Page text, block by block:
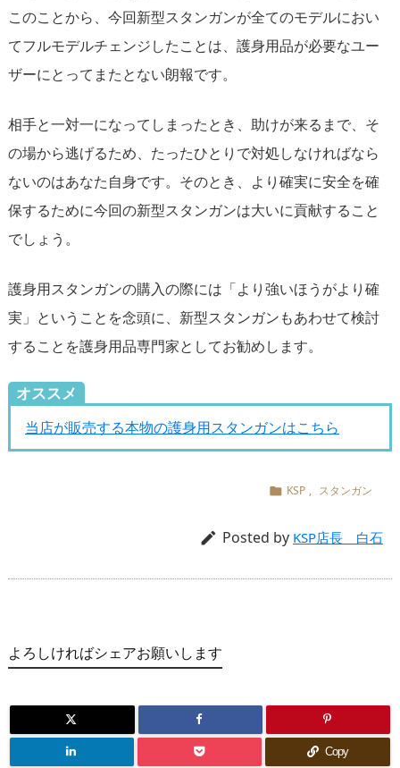
このことから、今回新型スタンガンが全てのモデルにおい
てフルモデルチェンジしたことは、護身用品が必要なユー
ザーにとってまたとない朗報です。
相手と一対一になってしまったとき、助けが来るまで、そ
の場から逃げるため、たったひとりで対処しなければなら
ないのはあなた自身です。そのとき、より確実に安全を確
保するために今回の新型スタンガンは大いに貢献すること
でしょう。
護身用スタンガンの購入の際には「より強いほうがより確
実」ということを念頭に、新型スタンガンもあわせて検討
することを護身用品専門家としてお勧めします。
オススメ
当店が販売する本物の護身用スタンガンはこちら
 KSP , スタンガン
 Posted by KSP店長 白石
よろしければシェアお願いします
Copy